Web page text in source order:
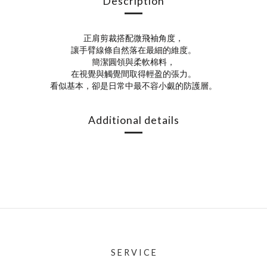
正肩剪裁搭配微飛袖角度，
讓手臂線條自然落在最細的維度。
簡潔圓領與柔軟棉料，
在視覺與觸覺間取得輕盈的張力。
看似基本，卻是日常中最不容小覷的防護層。
Additional details
S E R V I C E